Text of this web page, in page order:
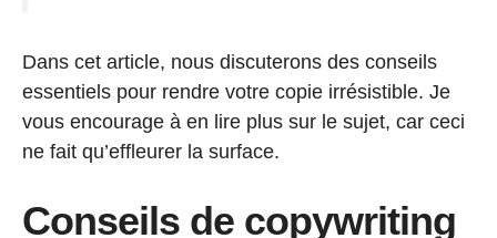
Dans cet article, nous discuterons des conseils
essentiels pour rendre votre copie irrésistible. Je
vous encourage à en lire plus sur le sujet, car ceci
ne fait qu’effleurer la surface.
Conseils de copywriting